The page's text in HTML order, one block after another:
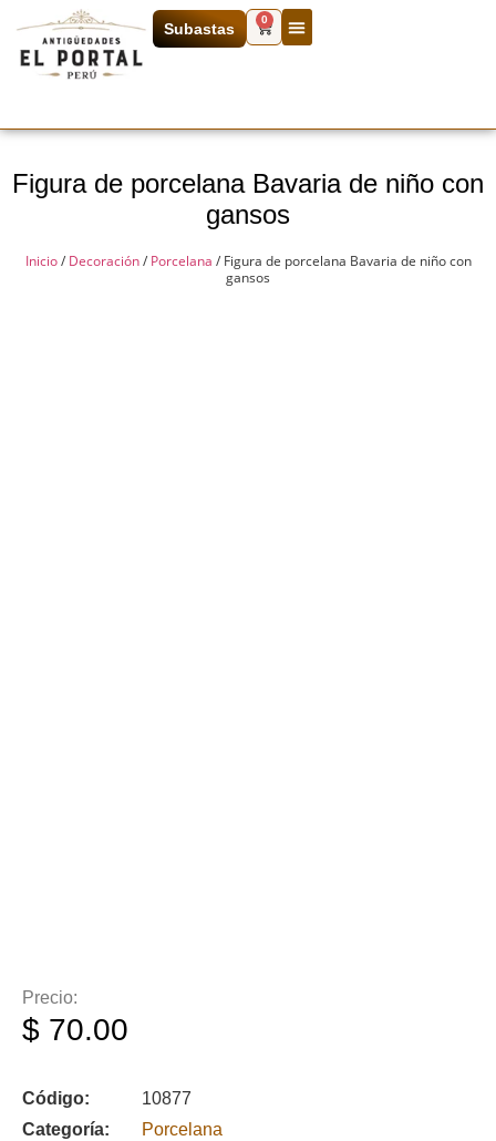
Subastas
0
Figura de porcelana Bavaria de niño con
gansos
Inicio/ Decoración/ Porcelana / Figura de porcelana Bavaria de niño con
gansos
Precio:
$ 70.00
Código:
10877
Categoría:
Porcelana